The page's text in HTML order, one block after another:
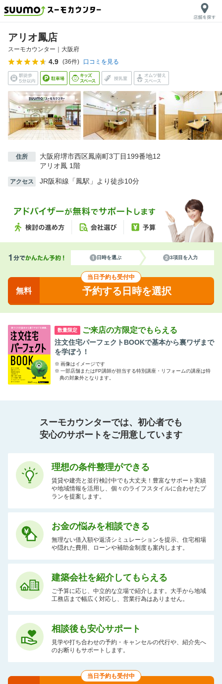
アリオ鳳店
スーモカウンター｜ 大阪府
4.9 (36件) 口コミを見る
住所
大阪府堺市西区鳳南町3丁目199番地12
アリオ鳳 1階
アクセス JR阪和線「鳳駅」より徒歩10分
日時を選ぶ 3項目を入力
当日予約も受付中
無料 予約する日時を選択
数量限定 ご来店の方限定でもらえる
注文住宅パーフェクトBOOKで基本から裏ワザまで
を学ぼう！
※ 画像はイメージです
※ 一部店舗またはFP講師が担当する特別講座・リフォームの講座は特
典の対象外となります。
スーモカウンターでは、初心者でも
安心のサポートをご用意しています
理想の条件整理ができる
賃貸や建売と並行検討中でも大丈夫！豊富なサポート実績
や地域情報を活用し、個々のライフスタイルに合わせたプ
ランを提案します。
お金の悩みを相談できる
無理ない借入額や返済シミュレーションを提示、住宅相場
や隠れた費用、ローンや補助金制度も案内します。
建築会社を紹介してもらえる
ご予算に応じ、中立的な立場で紹介します。大手から地域
工務店まで幅広く対応し、営業行為はありません。
相談後も安心サポート
見学や打ち合わせの予約・キャンセルの代行や、紹介先へ
のお断りもサポートします。
当日予約も受付中